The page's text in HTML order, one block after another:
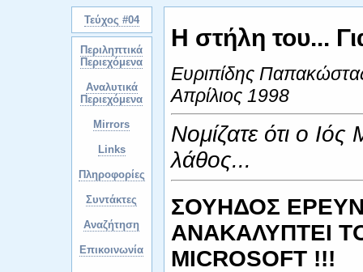
Τεύχος #04
Περιληπτικά
Περιεχόμενα
Αναλυτικά
Περιεχόμενα
Mirrors
Links
Πληροφορίες
Συντάκτες
Αναζήτηση
Επικοινωνία
Η στήλη του...
Ευριπίδης
Απρίλιος 1998
Nομίζατε ότι ο
λάθος...
ΣΟΥΗΔΟΣ
ΑΝΑΚΑΛΥΠΤΕΙ
MICROSOFT !!!